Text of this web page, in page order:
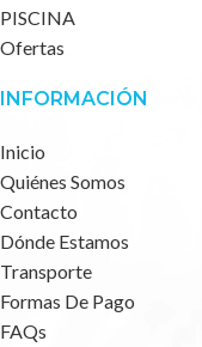
PISCINA
Ofertas
INFORMACIÓN
Inicio
Quiénes Somos
Contacto
Dónde Estamos
Transporte
Formas De Pago
FAQs